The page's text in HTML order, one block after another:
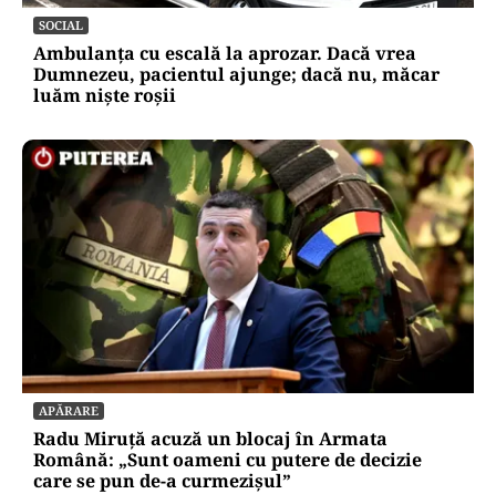
SOCIAL
Ambulanța cu escală la aprozar. Dacă vrea
Dumnezeu, pacientul ajunge; dacă nu, măcar
luăm niște roșii
APĂRARE
Radu Miruță acuză un blocaj în Armata
Română: „Sunt oameni cu putere de decizie
care se pun de-a curmezișul”